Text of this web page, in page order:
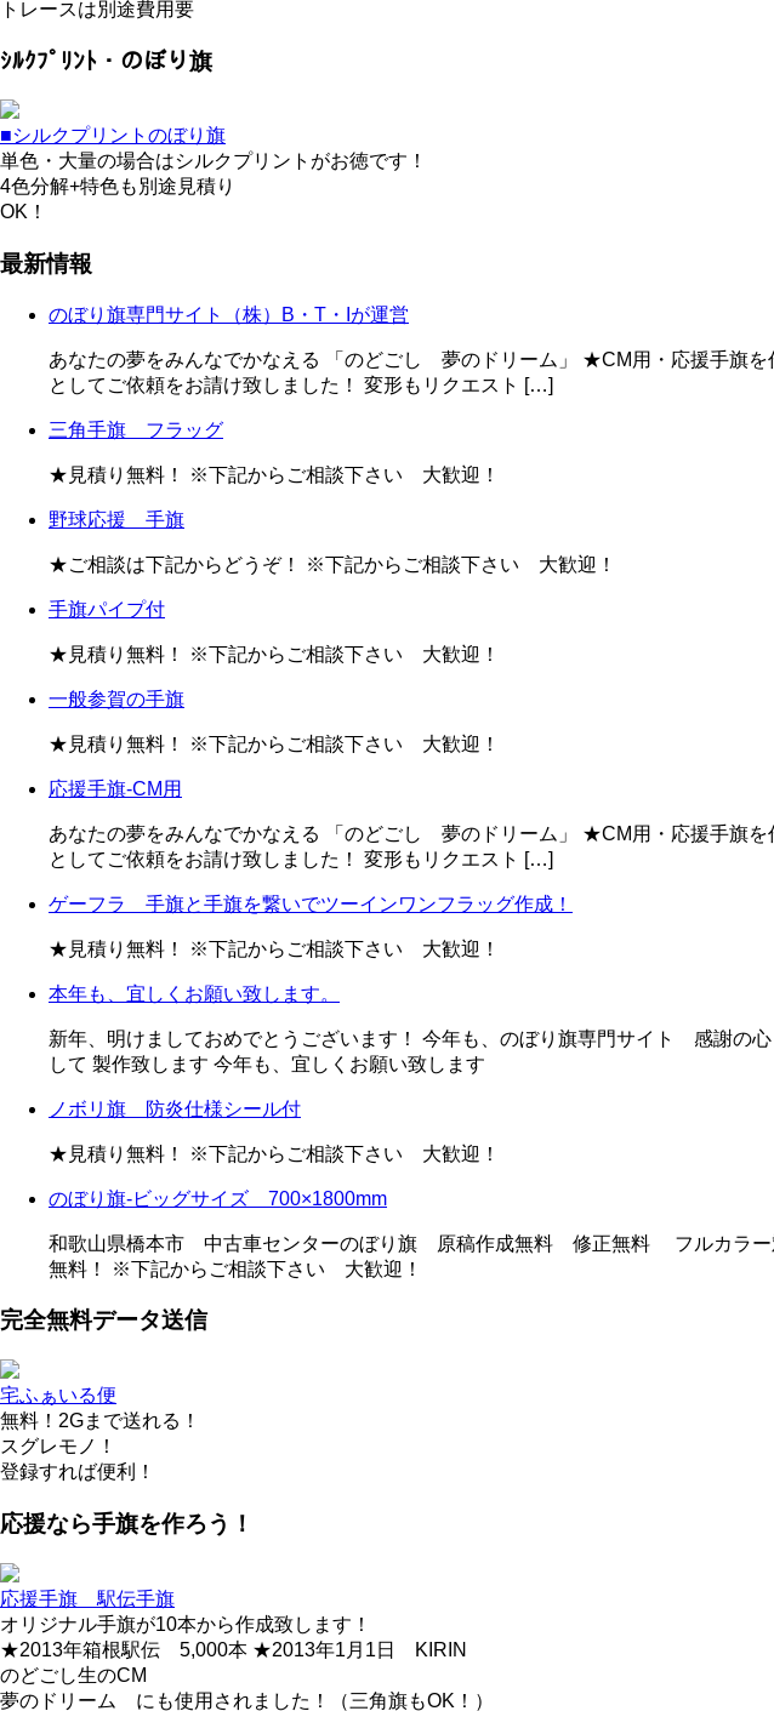
トレースは別途費用要
ｼﾙｸﾌﾟﾘﾝﾄ・のぼり旗
■シルクプリントのぼり旗
単色・大量の場合はシルクプリントがお徳です！
4色分解+特色も別途見積り
OK！
最新情報
のぼり旗専門サイト（株）B・T・Iが運営
あなたの夢をみんなでかなえる 「のどごし 夢のドリーム」 ★CM用・応援手旗
としてご依頼をお請け致しました！ 変形もリクエスト […]
三角手旗 フラッグ
★見積り無料！ ※下記からご相談下さい 大歓迎！
野球応援 手旗
★ご相談は下記からどうぞ！ ※下記からご相談下さい 大歓迎！
手旗パイプ付
★見積り無料！ ※下記からご相談下さい 大歓迎！
一般参賀の手旗
★見積り無料！ ※下記からご相談下さい 大歓迎！
応援手旗-CM用
あなたの夢をみんなでかなえる 「のどごし 夢のドリーム」 ★CM用・応援手旗
としてご依頼をお請け致しました！ 変形もリクエスト […]
ゲーフラ 手旗と手旗を繋いでツーインワンフラッグ作成！
★見積り無料！ ※下記からご相談下さい 大歓迎！
本年も、宜しくお願い致します。
新年、明けましておめでとうございます！ 今年も、のぼり旗専門サイト 感謝の
して 製作致します 今年も、宜しくお願い致します
ノボリ旗 防炎仕様シール付
★見積り無料！ ※下記からご相談下さい 大歓迎！
のぼり旗-ビッグサイズ 700×1800mm
和歌山県橋本市 中古車センターのぼり旗 原稿作成無料 修正無料 フルカラー
無料！ ※下記からご相談下さい 大歓迎！
完全無料データ送信
宅ふぁいる便
無料！2Gまで送れる！
スグレモノ！
登録すれば便利！
応援なら手旗を作ろう！
応援手旗 駅伝手旗
オリジナル手旗が10本から作成致します！
★2013年箱根駅伝 5,000本 ★2013年1月1日 KIRIN
のどごし生のCM
夢のドリーム にも使用されました！（三角旗もOK！）